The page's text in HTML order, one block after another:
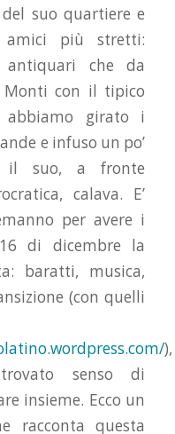
suo quartiere e
più stretti:
antiquari che da
con il tipico
girato i
e infuso un po’
il suo, a fronte
calava. E’
per avere i
di dicembre la
baratti, musica,
(con quelli
),
senso di
insieme. Ecco un
racconta questa